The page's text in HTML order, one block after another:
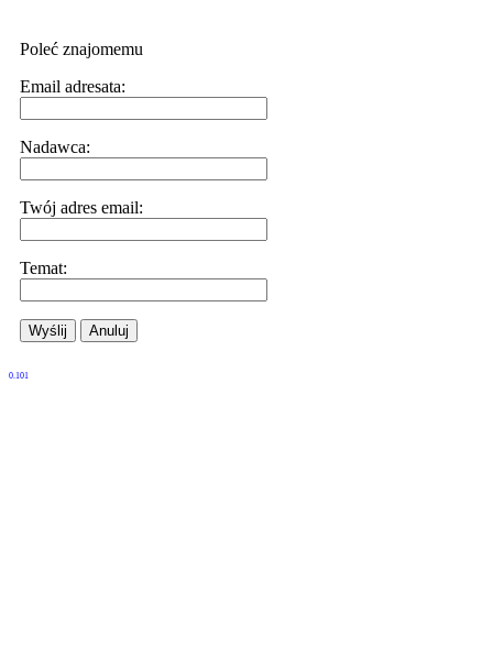
Poleć znajomemu
Email adresata:
Nadawca:
Twój adres email:
Temat:
Wyślij Anuluj
0.101